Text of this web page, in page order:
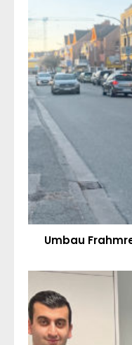
Umbau